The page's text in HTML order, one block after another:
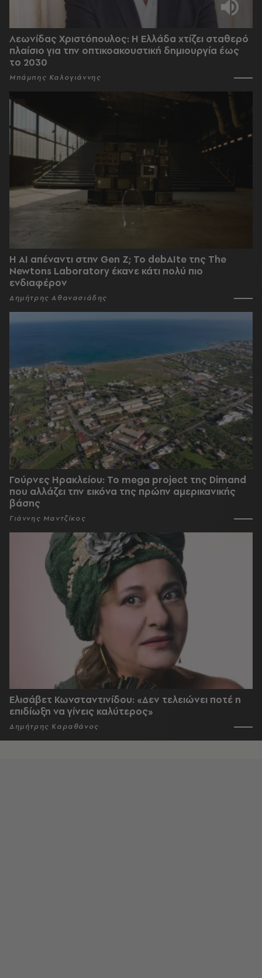
Λεωνίδας Χριστόπουλος: Η Ελλάδα χτίζει σταθερό
πλαίσιο για την οπτικοακουστική δημιουργία έως
το 2030
Μπάμπης Καλογιάννης
Η AI απέναντι στην Gen Z; Το debAIte της The
Newtons Laboratory έκανε κάτι πολύ πιο
ενδιαφέρον
Δημήτρης Αθανασιάδης
Γούρνες Ηρακλείου: To mega project της Dimand
που αλλάζει την εικόνα της πρώην αμερικανικής
βάσης
Γιάννης Μαντζίκος
Ελισάβετ Κωνσταντινίδου: «Δεν τελειώνει ποτέ η
επιδίωξη να γίνεις καλύτερος»
Δημήτρης Καραθάνος